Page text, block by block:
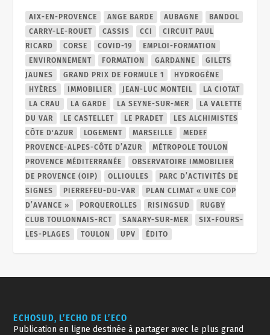
AIX-EN-PROVENCE ANGE BARDE AUBAGNE
BANDOL
CARRY-LE-ROUET
CASSIS CCI
CIRCUIT PAUL
RICARD
CORSE COVID-19
EMPLOI-FORMATION
ENVIRONNEMENT
FORMATION GARDANNE
GILETS
JAUNES
GRAND PRIX DE FORMULE 1
HYDROGÈNE
HYÈRES
IMMOBILIER JEAN-LUC MONTEIL
LA CIOTAT
LA CRAU
LA GARDE LA SEYNE-SUR-MER
LA VALETTE
DU VAR
LE CASTELLET LE PRADET
LES ALCHIMISTES
CÔTE D'AZUR
LOGEMENT MARSEILLE
MEDEF
PROVENCE-ALPES-CÔTE D’AZUR
MÉTROPOLE TOULON
PROVENCE MÉDITERRANÉE
OBSERVATOIRE IMMOBILIER
DE PROVENCE (OIP)
OLLIOULES
PARC D’ACTIVITÉS DE
SIGNES
PIERREFEU-DU-VAR
PLAN CLIMAT « UNE COP
D’AVANCE »
PORQUEROLLES RISINGSUD
RUGBY
CLUB TOULONNAIS-RCT
SANARY-SUR-MER
SIX-FOURS-
LES-PLAGES
TOULON UPV ÉDITO
ECHOSUD, L’ECHO DE L’ECO
Publication en ligne destinée à partager avec le plus grand